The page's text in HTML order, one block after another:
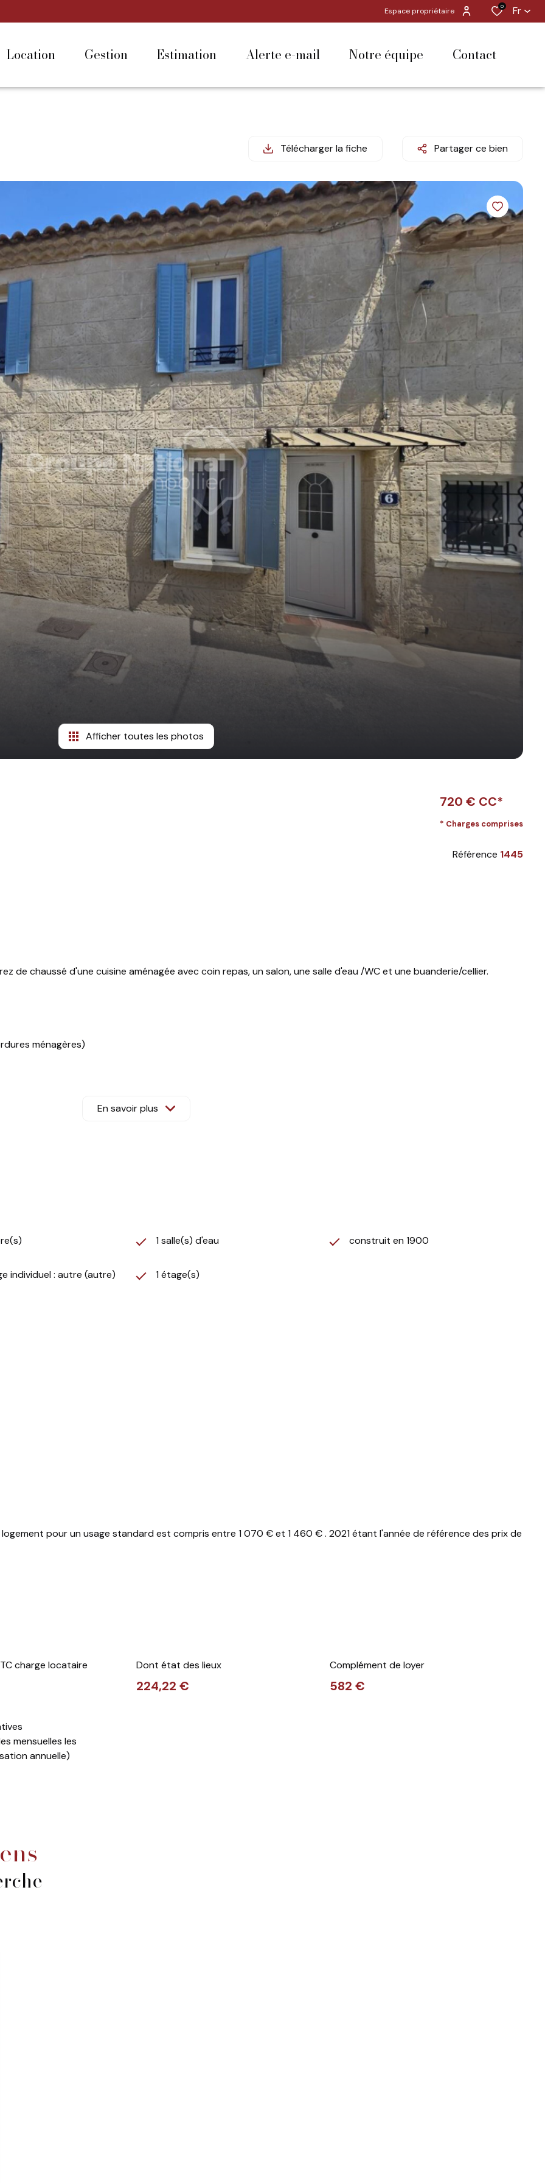
Espace propriétaire
0 Fr
location gestion estimation alerte e-mail notre équipe contact
Télécharger la fiche Partager ce bien
Afficher toutes les photos
720 € CC*
* Charges comprises
Référence 1445
de chaussé d'une cuisine aménagée avec coin repas, un salon, une salle d'eau /WC et une buanderie/cellier.
ménagères)
de Marie Elodie Fauvre agissant sous le statut d'agent commercial immatriculé au RSAC de Nîmes sous le
usage standard: entre 1070€ et 1460€ par an.
compris)
En savoir plus
1 salle(s) d'eau construit en 1900
individuel : autre (autre) 1 étage(s)
pour un usage standard est compris entre 1 070 € et 1 460 € . 2021 étant l'année de référence des prix de
charge locataire Dont état des lieux
224,22 €
Complément de loyer
582 €
mensuelles les
annuelle)